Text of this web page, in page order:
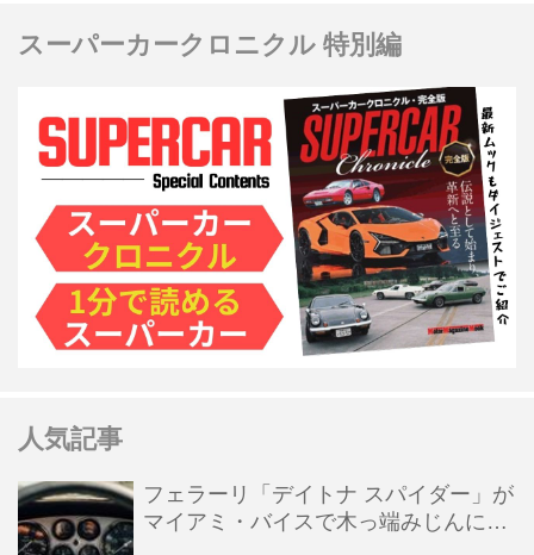
スーパーカークロニクル 特別編
人気記事
フェラーリ「デイトナ スパイダー」が
マイアミ・バイスで木っ端みじんにな